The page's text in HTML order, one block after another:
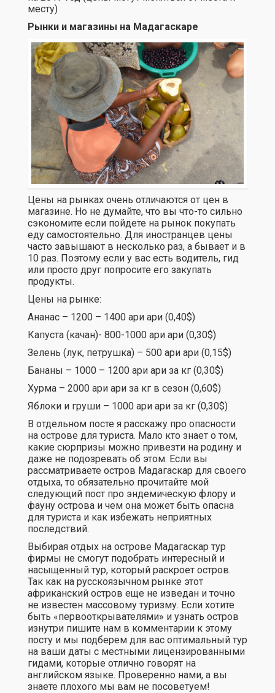
месту)
Рынки и магазины на Мадагаскаре
Цены на рынках очень отличаются от цен в
магазине. Но не думайте, что вы что-то сильно
сэкономите если пойдете на рынок покупать
еду самостоятельно. Для иностранцев цены
часто завышают в несколько раз, а бывает и в
10 раз. Поэтому если у вас есть водитель, гид
или просто друг попросите его закупать
продукты.
Цены на рынке:
Ананас – 1200 – 1400 ари ари (0,40$)
Капуста (качан)- 800-1000 ари ари (0,30$)
Зелень (лук, петрушка) – 500 ари ари (0,15$)
Бананы – 1000 – 1200 ари ари за кг (0,30$)
Хурма – 2000 ари ари за кг в сезон (0,60$)
Яблоки и груши – 1000 ари ари за кг (0,30$)
В отдельном посте я расскажу про опасности
на острове для туриста. Мало кто знает о том,
какие сюрпризы можно привезти на родину и
даже не подозревать об этом. Если вы
рассматриваете остров Мадагаскар для своего
отдыха, то обязательно прочитайте мой
следующий пост про эндемическую флору и
фауну острова и чем она может быть опасна
для туриста и как избежать неприятных
последствий.
Выбирая отдых на острове Мадагаскар тур
фирмы не смогут подобрать интересный и
насыщенный тур, который раскроет остров.
Так как на русскоязычном рынке этот
африканский остров еще не изведан и точно
не известен массовому туризму. Если хотите
быть «первооткрывателями» и узнать остров
изнутри пишите нам в комментарии к этому
посту и мы подберем для вас оптимальный тур
на ваши даты с местными лицензированными
гидами, которые отлично говорят на
английском языке. Проверенно нами, а вы
знаете плохого мы вам не посоветуем!